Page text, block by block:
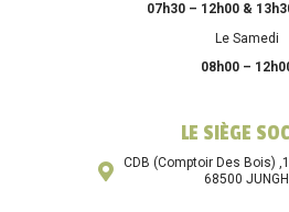
07h30 – 12h00 &
Le Samedi
08h00 –
LE SIÈGE
CDB (Comptoir Des Bois)
68500